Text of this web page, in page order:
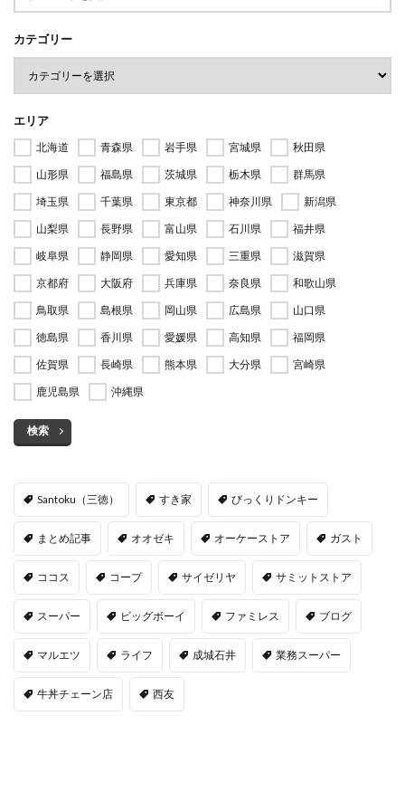
カテゴリー
エリア
北海道 青森県 岩手県 宮城県
秋田県
山形県
福島県 茨城県 栃木県
群馬県
埼玉県
千葉県 東京都 神奈川県
新潟県
山梨県
長野県 富山県 石川県
福井県
岐阜県
静岡県 愛知県 三重県
滋賀県
京都府
大阪府 兵庫県 奈良県
和歌山県
鳥取県
島根県 岡山県 広島県
山口県
徳島県
香川県 愛媛県 高知県
福岡県
佐賀県
長崎県 熊本県 大分県
宮崎県
鹿児島県
沖縄県
検索
Santoku（三徳） すき家 びっくりドンキー
まとめ記事 オオゼキ オーケーストア ガスト
ココス コープ サイゼリヤ サミットストア
スーパー ビッグボーイ ファミレス ブログ
マルエツ ライフ 成城石井 業務スーパー
牛丼チェーン店 西友